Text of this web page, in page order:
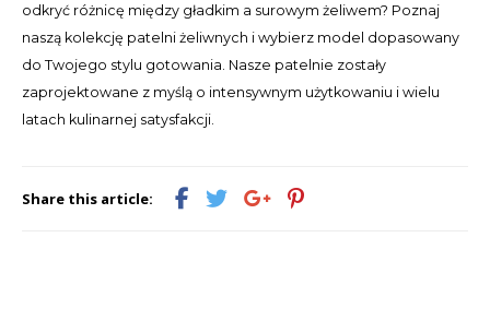
odkryć różnicę między gładkim a surowym żeliwem? Poznaj
naszą kolekcję patelni żeliwnych i wybierz model dopasowany
do Twojego stylu gotowania. Nasze patelnie zostały
zaprojektowane z myślą o intensywnym użytkowaniu i wielu
latach kulinarnej satysfakcji.
Share this article: